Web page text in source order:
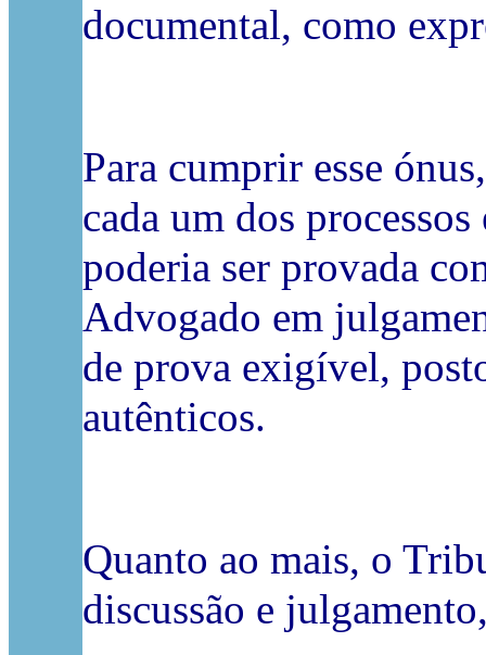
documental, como
Para cumprir esse
cada um dos
poderia ser provada
Advogado em
de prova exigível,
autênticos.
Quanto ao mais, o
discussão e